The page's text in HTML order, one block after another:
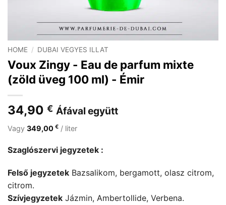
HOME / DUBAI VEGYES ILLAT
Voux Zingy - Eau de parfum mixte
(zöld üveg 100 ml) - Émir
34,90 € Áfával együtt
Vagy 349,00 € / liter
Szaglószervi jegyzetek :
Felső jegyzetek Bazsalikom, bergamott, olasz citrom,
citrom.
Szívjegyzetek Jázmin, Ambertollide, Verbena.